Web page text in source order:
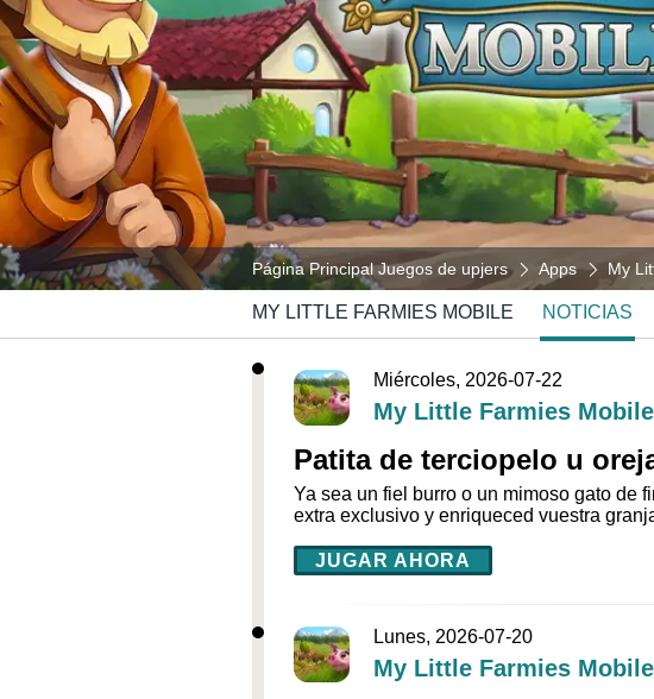
Página Principal Juegos de upjers Apps My
MY LITTLE FARMIES MOBILE NOTICIAS
Miércoles, 2026-07-22
My Little Farmies Mobile
Patita de terciopelo u
Ya sea un fiel burro o un mimoso gato de
extra exclusivo y enriqueced vuestra
JUGAR AHORA
Lunes, 2026-07-20
My Little Farmies Mobile